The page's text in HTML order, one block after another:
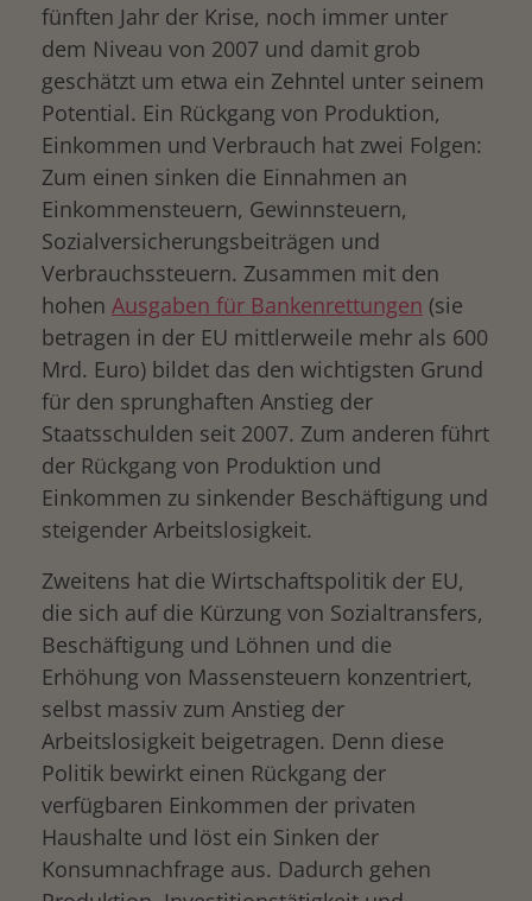
fünften Jahr der Krise, noch immer unter
dem Niveau von 2007 und damit grob
geschätzt um etwa ein Zehntel unter seinem
Potential. Ein Rückgang von Produktion,
Einkommen und Verbrauch hat zwei Folgen:
Zum einen sinken die Einnahmen an
Einkommensteuern, Gewinnsteuern,
Sozialversicherungsbeiträgen und
Verbrauchssteuern. Zusammen mit den
hohen Ausgaben für Bankenrettungen (sie
betragen in der EU mittlerweile mehr als 600
Mrd. Euro) bildet das den wichtigsten Grund
für den sprunghaften Anstieg der
Staatsschulden seit 2007. Zum anderen führt
der Rückgang von Produktion und
Einkommen zu sinkender Beschäftigung und
steigender Arbeitslosigkeit.
Zweitens hat die Wirtschaftspolitik der EU,
die sich auf die Kürzung von Sozialtransfers,
Beschäftigung und Löhnen und die
Erhöhung von Massensteuern konzentriert,
selbst massiv zum Anstieg der
Arbeitslosigkeit beigetragen. Denn diese
Politik bewirkt einen Rückgang der
verfügbaren Einkommen der privaten
Haushalte und löst ein Sinken der
Konsumnachfrage aus. Dadurch gehen